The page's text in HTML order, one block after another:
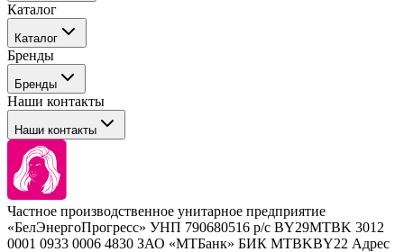
События
Покупателю
Каталог
Каталог
Профессиональные средства для окрашивания волос
Сервисные средства
Уход
Стайлинг
Брови и ресницы
Барберинг
Наборы
Расходные материалы
Бренды
Бренды
Tefia
Concept
Kezy
Barex
Sim Sensitive
Kebren
Selective Professional
White Line
Наши контакты
Наши контакты
+ 375 44 7233514
+ 375 29 1649505
Частное производственное унитарное предприятие
«БелЭнергоПрогресс» УНП 790680516 р/с BY29MTBK 3012
0001 0933 0006 4830 ЗАО «МТБанк» БИК MTBKBY22 Адрес